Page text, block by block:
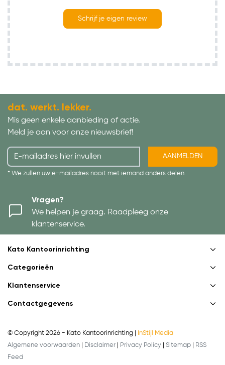
Schrijf je eigen review
dat. werkt. lekker.
Mis geen enkele aanbieding of actie.
Meld je aan voor onze nieuwsbrief!
AANMELDEN
* We zullen uw e-mailadres nooit met iemand anders delen.
Vragen?
We helpen je graag. Raadpleeg onze
klantenservice.
Kato Kantoorinrichting
Categorieën
Klantenservice
Contactgegevens
© Copyright 2026 - Kato Kantoorinrichting |
InStijl Media
Algemene voorwaarden
Disclaimer Privacy Policy Sitemap
RSS
Feed